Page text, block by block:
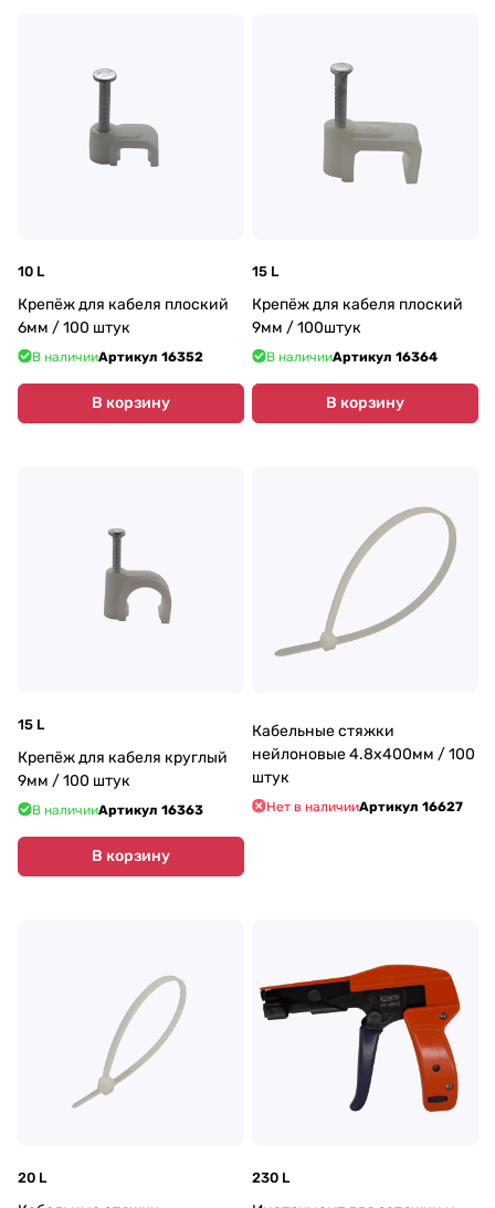
10 L
Крепёж для кабеля плоский
6мм / 100 штук
В наличииАртикул 16352
В корзину
15 L
Крепёж для кабеля плоский
9мм / 100штук
В наличииАртикул 16364
В корзину
15 L
Крепёж для кабеля круглый
9мм / 100 штук
В наличииАртикул 16363
В корзину
Кабельные стяжки
нейлоновые 4.8х400мм / 100
штук
Нет в наличииАртикул 16627
20 L 230 L